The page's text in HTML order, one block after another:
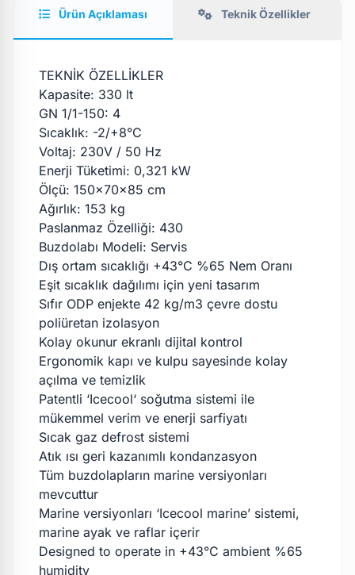
Ürün Açıklaması Teknik Özellikler
TEKNİK ÖZELLİKLER
Kapasite: 330 lt
GN 1/1-150: 4
Sıcaklık: -2/+8°C
Voltaj: 230V / 50 Hz
Enerji Tüketimi: 0,321 kW
Ölçü: 150x70x85 cm
Ağırlık: 153 kg
Paslanmaz Özelliği: 430
Buzdolabı Modeli: Servis
Dış ortam sıcaklığı +43°C %65 Nem Oranı
Eşit sıcaklık dağılımı için yeni tasarım
Sıfır ODP enjekte 42 kg/m3 çevre dostu
poliüretan izolasyon
Kolay okunur ekranlı dijital kontrol
Ergonomik kapı ve kulpu sayesinde kolay
açılma ve temizlik
Patentli ‘Icecool‘ soğutma sistemi ile
mükemmel verim ve enerji sarfiyatı
Sıcak gaz defrost sistemi
Atık ısı geri kazanımlı kondanzasyon
Tüm buzdolapların marine versiyonları
mevcuttur
Marine versiyonları ‘Icecool marine’ sistemi,
marine ayak ve raflar içerir
Designed to operate in +43°C ambient %65
humidity